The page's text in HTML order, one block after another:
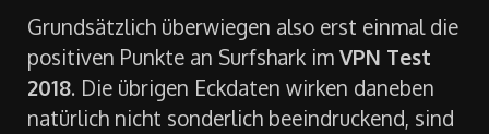
Grundsätzlich überwiegen also erst einmal die
positiven Punkte an Surfshark im VPN Test
2018. Die übrigen Eckdaten wirken daneben
natürlich nicht sonderlich beeindruckend, sind